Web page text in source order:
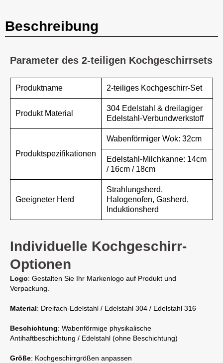
Beschreibung
Parameter des 2-teiligen Kochgeschirrsets
Produktname 2-teiliges Kochgeschirr-Set
Produkt Material
304 Edelstahl & dreilagiger
Edelstahl-Verbundwerkstoff
Produktspezifikationen
Wabenförmiger Wok: 32cm
Edelstahl-Milchkanne: 14cm
/ 16cm / 18cm
Geeigneter Herd
Strahlungsherd,
Halogenofen, Gasherd,
Induktionsherd
Individuelle Kochgeschirr-
Optionen
Logo: Gestalten Sie Ihr Markenlogo auf Produkt und
Verpackung.
Material: Dreifach-Edelstahl / Edelstahl 304 / Edelstahl 316
Beschichtung: Wabenförmige physikalische
Antihaftbeschichtung / Edelstahl (ohne Beschichtung)
Größe: Kochgeschirrgrößen anpassen